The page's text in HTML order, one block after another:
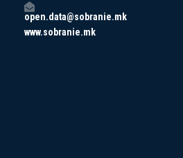
open.data@sobranie.mk
www.sobranie.mk